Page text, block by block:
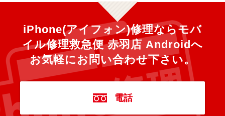
iPhone(アイフォン)修理ならモバ
イル修理救急便 赤羽店 Androidへ
お気軽にお問い合わせ下さい。
電話